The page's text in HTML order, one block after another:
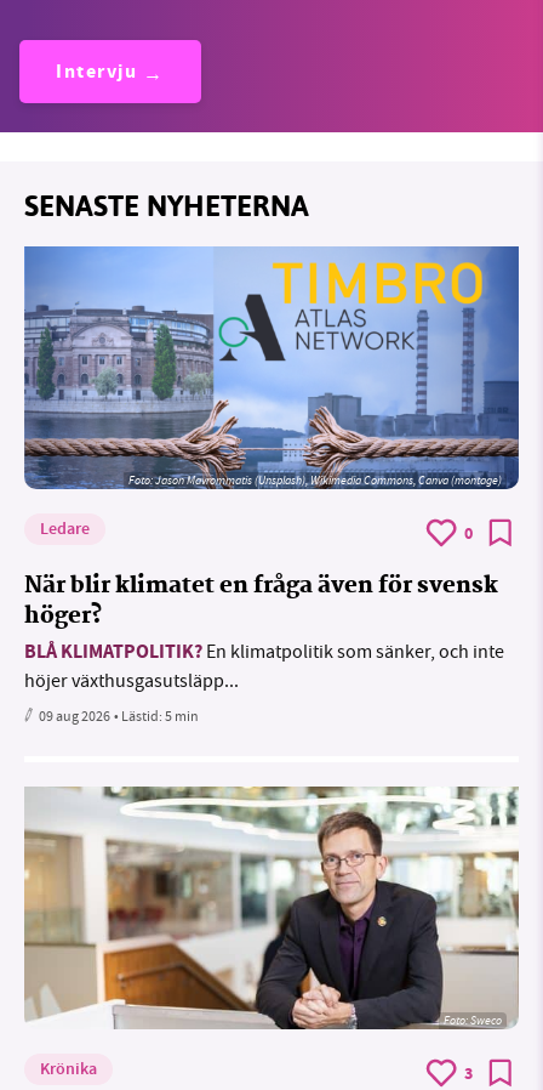
Intervju
SENASTE NYHETERNA
Foto: Jason Mavrommatis (Unsplash), Wikimedia Commons, Canva (montage)
Ledare 0
När blir klimatet en fråga även för svensk
höger?
BLÅ KLIMATPOLITIK? En klimatpolitik som sänker, och inte
höjer växthusgasutsläpp...
09 aug 2026• Lästid:5 min
Foto: Sweco
Krönika 3